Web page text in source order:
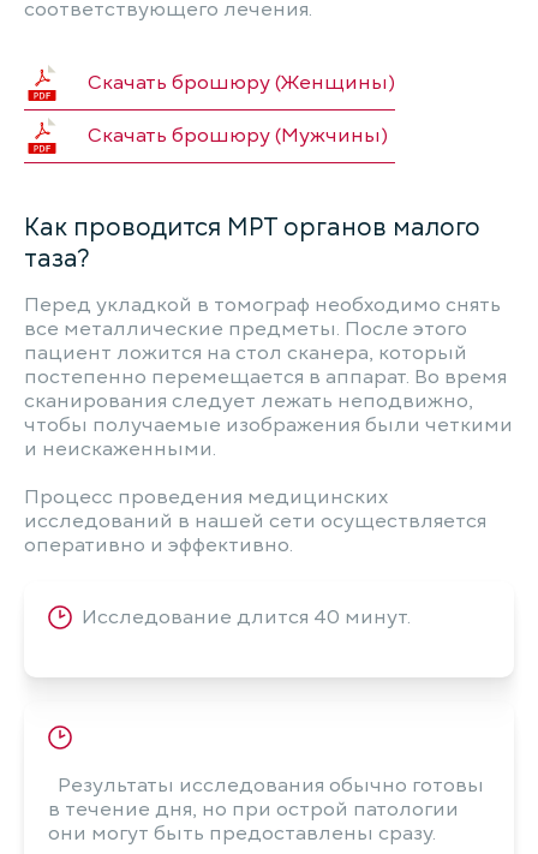
соответствующего лечения.
Скачать брошюру (Женщины)
Скачать брошюру (Мужчины)
Как проводится МРТ органов малого
таза?
Перед укладкой в томограф необходимо снять
все металлические предметы. После этого
пациент ложится на стол сканера, который
постепенно перемещается в аппарат. Во время
сканирования следует лежать неподвижно,
чтобы получаемые изображения были четкими
и неискаженными.
Процесс проведения медицинских
исследований в нашей сети осуществляется
оперативно и эффективно.
Исследование длится 40 минут.
Результаты исследования обычно готовы
в течение дня, но при острой патологии
они могут быть предоставлены сразу.